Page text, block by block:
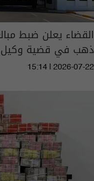
القضاء يعلن ضبط
ذهب في قضية وكيل
15:14 | 2026-07-22